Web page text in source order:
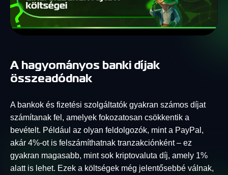
A hagyományos banki díjak
összeadódnak
A bankok és fizetési szolgáltatók gyakran számos díjat
számítanak fel, amelyek fokozatosan csökkentik a
bevételt. Például az olyan feldolgozók, mint a PayPal,
akár 4%-ot is felszámíthatnak tranzakciónként – ez
gyakran magasabb, mint sok kriptovaluta díj, amely 1%
alatt is lehet. Ezek a költségek még jelentősebbé válnak,